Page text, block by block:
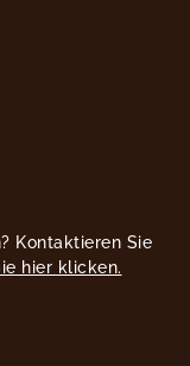
Kontaktieren Sie
hier klicken.